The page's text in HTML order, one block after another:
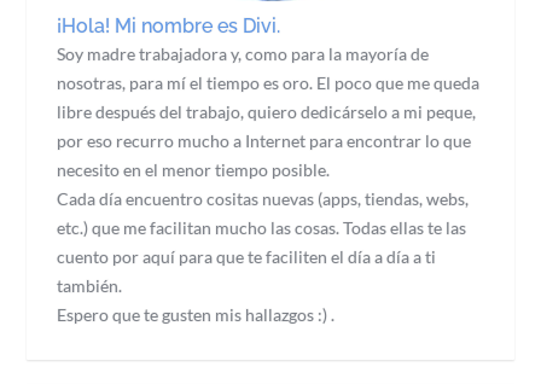
¡Hola! Mi nombre es Divi.
Soy madre trabajadora y, como para la mayoría de
nosotras, para mí el tiempo es oro. El poco que me queda
libre después del trabajo, quiero dedicárselo a mi peque,
por eso recurro mucho a Internet para encontrar lo que
necesito en el menor tiempo posible.
Cada día encuentro cositas nuevas (apps, tiendas, webs,
etc.) que me facilitan mucho las cosas. Todas ellas te las
cuento por aquí para que te faciliten el día a día a ti
también.
Espero que te gusten mis hallazgos :) .